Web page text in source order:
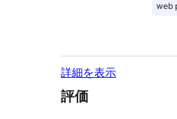
web
詳細を表示
評価